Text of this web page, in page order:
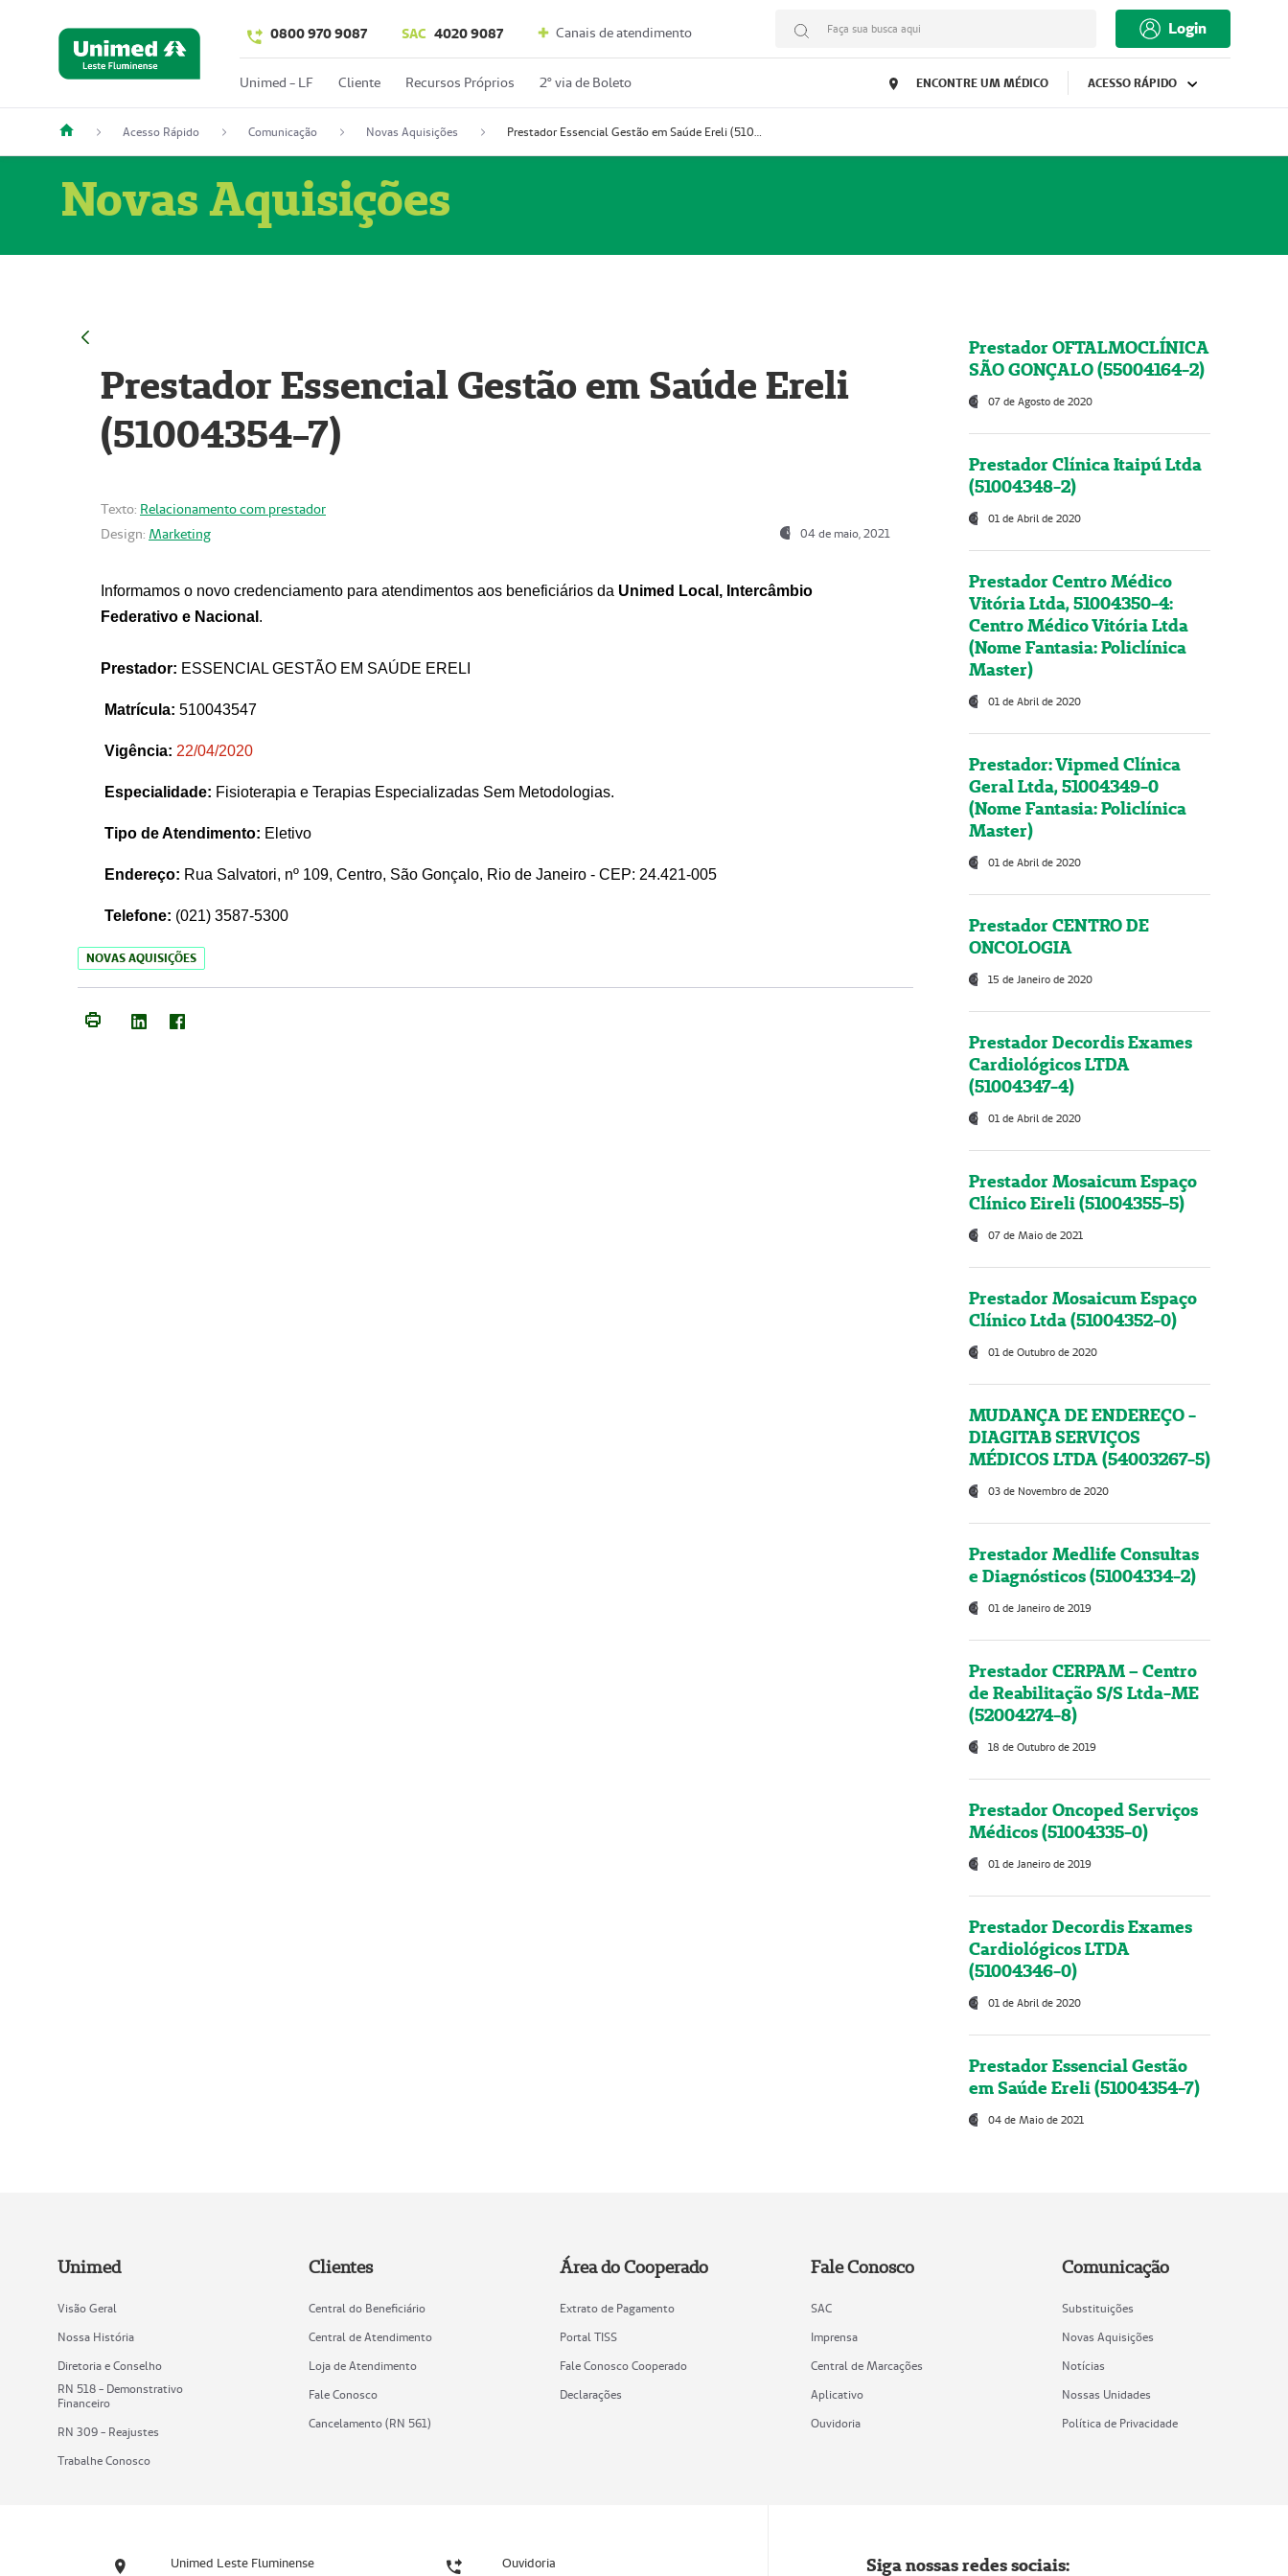
0800 970 9087 SAC 4020 9087 Canais de atendimento Faça sua busca aqui Login
Unimed - LF Cliente Recursos Próprios 2º via de Boleto ENCONTRE UM MÉDICO ACESSO RÁPIDO
Acesso Rápido Comunicação Novas Aquisições Prestador Essencial Gestão em Saúde Ereli (51004354-7)
Novas Aquisições
Prestador Essencial Gestão em Saúde Ereli
(51004354-7)
Texto: Relacionamento com prestador
Design: Marketing 04 de maio, 2021
Informamos o novo credenciamento para atendimentos aos beneficiários da Unimed Local, Intercâmbio
Federativo e Nacional .
Prestador: ESSENCIAL GESTÃO EM SAÚDE ERELI
Matrícula: 510043547
Vigência: 22/04/2020
Especialidade: Fisioterapia e Terapias Especializadas Sem Metodologias.
Tipo de Atendimento: Eletivo
Endereço: Rua Salvatori, nº 109, Centro, São Gonçalo, Rio de Janeiro - CEP: 24.421-005
Telefone: (021) 3587-5300
NOVAS AQUISIÇÕES
Prestador OFTALMOCLÍNICA
SÃO GONÇALO (55004164-2)
07 de Agosto de 2020
Prestador Clínica Itaipú Ltda
(51004348-2)
01 de Abril de 2020
Prestador Centro Médico
Vitória Ltda, 51004350-4:
Centro Médico Vitória Ltda
(Nome Fantasia: Policlínica
Master)
01 de Abril de 2020
Prestador: Vipmed Clínica
Geral Ltda, 51004349-0
(Nome Fantasia: Policlínica
Master)
01 de Abril de 2020
Prestador CENTRO DE
ONCOLOGIA
15 de Janeiro de 2020
Prestador Decordis Exames
Cardiológicos LTDA
(51004347-4)
01 de Abril de 2020
Prestador Mosaicum Espaço
Clínico Eireli (51004355-5)
07 de Maio de 2021
Prestador Mosaicum Espaço
Clínico Ltda (51004352-0)
01 de Outubro de 2020
MUDANÇA DE ENDEREÇO -
DIAGITAB SERVIÇOS
MÉDICOS LTDA (54003267-5)
03 de Novembro de 2020
Prestador Medlife Consultas
e Diagnósticos (51004334-2)
01 de Janeiro de 2019
Prestador CERPAM – Centro
de Reabilitação S/S Ltda-ME
(52004274-8)
18 de Outubro de 2019
Prestador Oncoped Serviços
Médicos (51004335-0)
01 de Janeiro de 2019
Prestador Decordis Exames
Cardiológicos LTDA
(51004346-0)
01 de Abril de 2020
Prestador Essencial Gestão
em Saúde Ereli (51004354-7)
04 de Maio de 2021
Unimed
Visão Geral
Nossa História
Diretoria e Conselho
RN 518 - Demonstrativo
Financeiro
RN 309 - Reajustes
Trabalhe Conosco
Clientes
Central do Beneficiário
Central de Atendimento
Loja de Atendimento
Fale Conosco
Cancelamento (RN 561)
Área do Cooperado
Extrato de Pagamento
Portal TISS
Fale Conosco Cooperado
Declarações
Fale Conosco
SAC
Imprensa
Central de Marcações
Aplicativo
Ouvidoria
Comunicação
Substituições
Novas Aquisições
Notícias
Nossas Unidades
Política de Privacidade
Unimed Leste Fluminense Ouvidoria Siga nossas redes sociais: